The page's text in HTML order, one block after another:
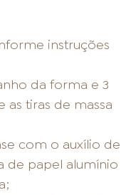
instruções
da forma e 3
as tiras de massa
com o auxílio de
de papel alumínio